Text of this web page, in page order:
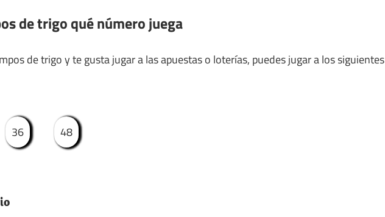
de trigo qué número juega
de trigo y te gusta jugar a las apuestas o loterías, puedes jugar a los siguientes
36 48